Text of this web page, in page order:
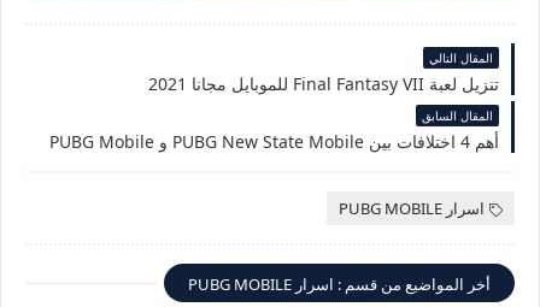
المقال التالي
تنزيل لعبة Final Fantasy VII للموبايل مجانا 2021
المقال السابق
أهم 4 اختلافات بين PUBG New State Mobile و PUBG Mobile
اسرار PUBG MOBILE
أخر المواضيع من قسم : اسرار PUBG MOBILE